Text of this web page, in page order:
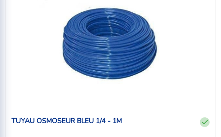
TUYAU OSMOSEUR BLEU 1/4 - 1M